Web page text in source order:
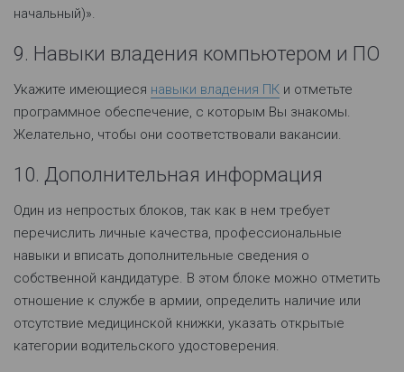
начальный)».
9. Навыки владения компьютером и ПО
Укажите имеющиеся навыки владения ПК и отметьте
программное обеспечение, с которым Вы знакомы.
Желательно, чтобы они соответствовали вакансии.
10. Дополнительная информация
Один из непростых блоков, так как в нем требует
перечислить личные качества, профессиональные
навыки и вписать дополнительные сведения о
собственной кандидатуре. В этом блоке можно отметить
отношение к службе в армии, определить наличие или
отсутствие медицинской книжки, указать открытые
категории водительского удостоверения.